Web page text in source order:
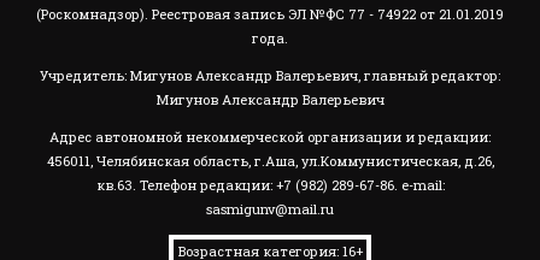
(Роскомнадзор). Реестровая запись ЭЛ №ФС 77 - 74922 от 21.01.2019
года.
Учредитель: Мигунов Александр Валерьевич, главный редактор:
Мигунов Александр Валерьевич
Адрес автономной некоммерческой организации и редакции:
456011, Челябинская область, г.Аша, ул.Коммунистическая, д.26,
кв.63. Телефон редакции: +7 (982) 289-67-86. e-mail:
sasmigunv@mail.ru
Возрастная категория: 16+